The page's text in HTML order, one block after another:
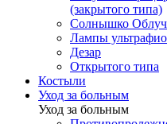
(закрытого типа)
Солнышко
Лампы
Дезар
Открытого типа
Костыли
Уход за больным
Уход за больным